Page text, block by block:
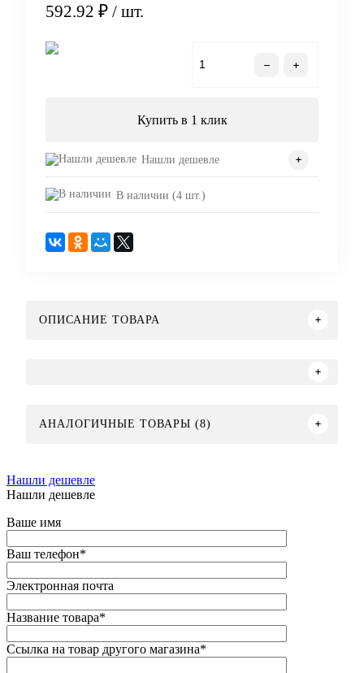
592.92 ₽ / шт.
Купить в 1 клик
Нашли дешевле
В наличии (4 шт.)
ОПИСАНИЕ ТОВАРА
АНАЛОГИЧНЫЕ ТОВАРЫ (8)
Нашли дешевле
Нашли дешевле
Ваше имя
Ваш телефон*
Электронная почта
Название товара*
Ссылка на товар другого магазина*